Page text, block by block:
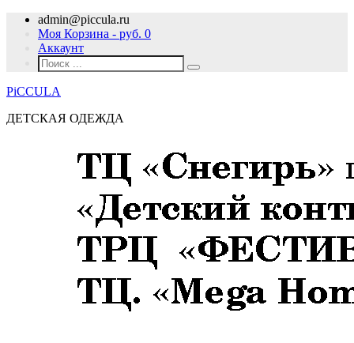
admin@piccula.ru
Моя Корзина - руб. 0
Аккаунт
PiCCULA
ДЕТСКАЯ ОДЕЖДА